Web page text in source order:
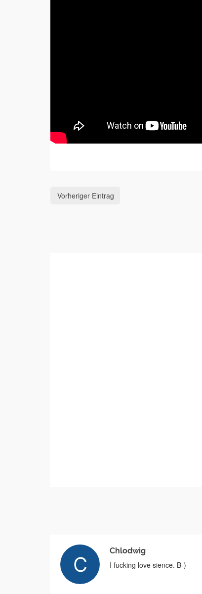
Vorheriger Eintrag
Chlodwig
I fucking love sience. B-)